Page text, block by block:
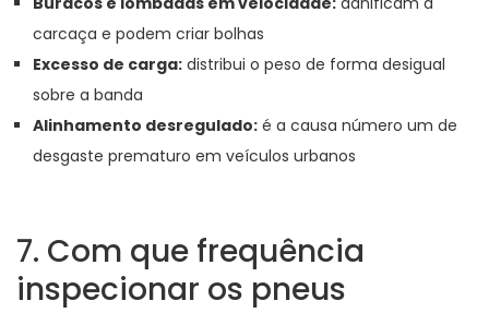
carcaça e podem criar bolhas
Excesso de carga: distribui o peso de forma desigual
sobre a banda
Alinhamento desregulado: é a causa número um de
desgaste prematuro em veículos urbanos
7. Com que frequência
inspecionar os pneus